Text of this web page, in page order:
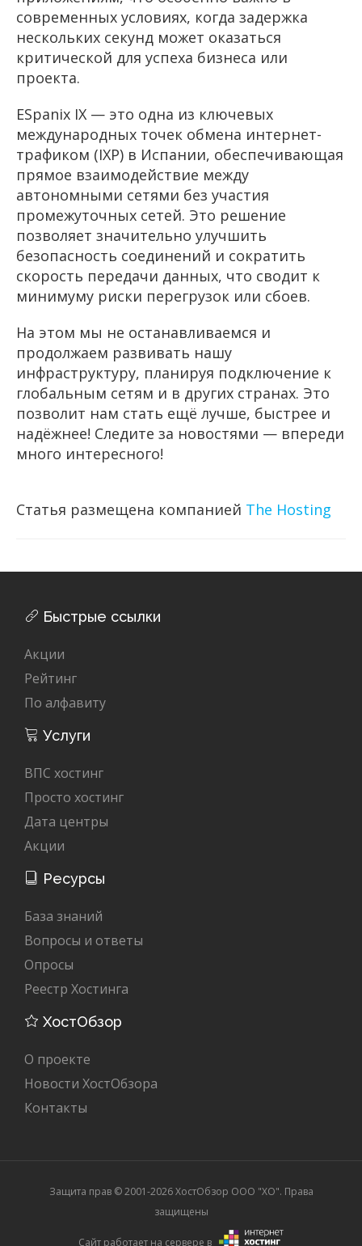
современных условиях, когда задержка
нескольких секунд может оказаться
критической для успеха бизнеса или
проекта.
ESpanix IX — это одна из ключевых
международных точек обмена интернет-
трафиком (IXP) в Испании, обеспечивающая
прямое взаимодействие между
автономными сетями без участия
промежуточных сетей. Это решение
позволяет значительно улучшить
безопасность соединений и сократить
скорость передачи данных, что сводит к
минимуму риски перегрузок или сбоев.
На этом мы не останавливаемся и
продолжаем развивать нашу
инфраструктуру, планируя подключение к
глобальным сетям и в других странах. Это
позволит нам стать ещё лучше, быстрее и
надёжнее! Следите за новостями — впереди
много интересного!
Статья размещена компанией The Hosting
Быстрые ссылки
Акции
Рейтинг
По алфавиту
Услуги
ВПС хостинг
Просто хостинг
Дата центры
Акции
Ресурсы
База знаний
Вопросы и ответы
Опросы
Реестр Хостинга
ХостОбзор
О проекте
Новости ХостОбзора
Контакты
Защита прав © 2001-2026 ХостОбзор ООО "XO". Права
защищены
Сайт работает на сервере в